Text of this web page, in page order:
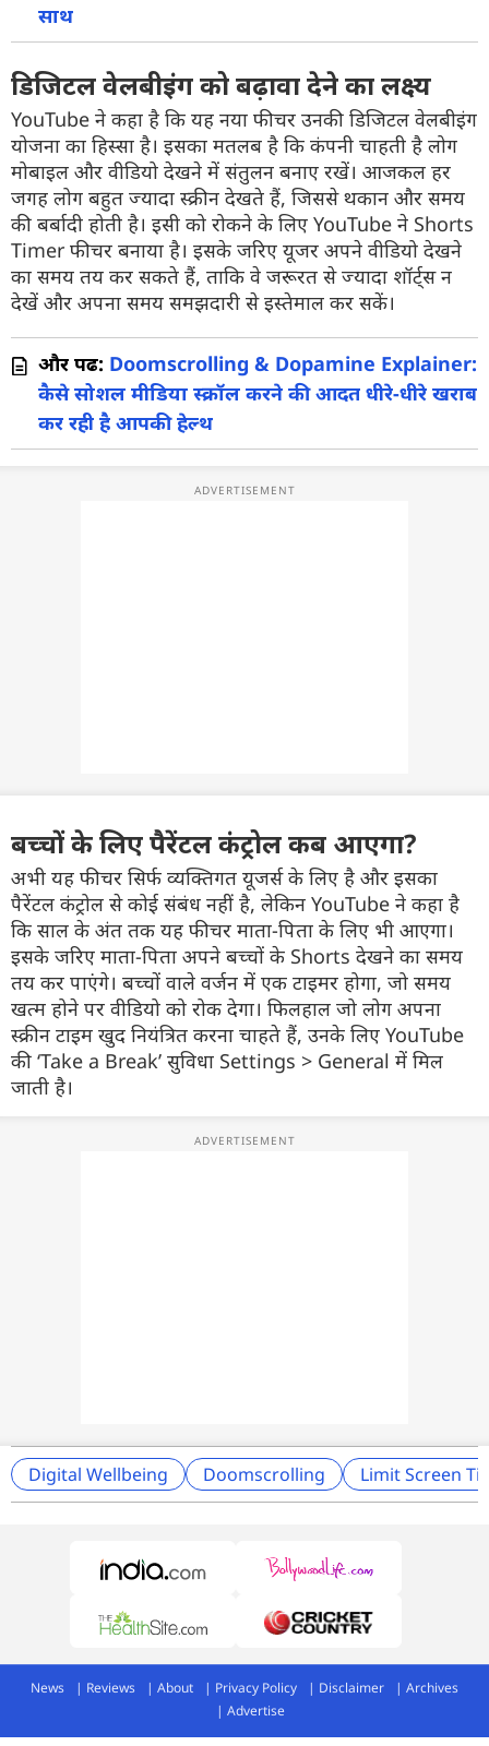
साथ
डिजिटल वेलबीइंग को बढ़ावा देने का लक्ष्य
YouTube ने कहा है कि यह नया फीचर उनकी डिजिटल वेलबीइंग
योजना का हिस्सा है। इसका मतलब है कि कंपनी चाहती है लोग
मोबाइल और वीडियो देखने में संतुलन बनाए रखें। आजकल हर
जगह लोग बहुत ज्यादा स्क्रीन देखते हैं, जिससे थकान और समय
की बर्बादी होती है। इसी को रोकने के लिए YouTube ने Shorts
Timer फीचर बनाया है। इसके जरिए यूजर अपने वीडियो देखने
का समय तय कर सकते हैं, ताकि वे जरूरत से ज्यादा शॉर्ट्स न
देखें और अपना समय समझदारी से इस्तेमाल कर सकें।
और पढें: Doomscrolling & Dopamine Explainer:
कैसे सोशल मीडिया स्क्रॉल करने की आदत धीरे-धीरे खराब
कर रही है आपकी हेल्थ
बच्चों के लिए पैरेंटल कंट्रोल कब आएगा?
अभी यह फीचर सिर्फ व्यक्तिगत यूजर्स के लिए है और इसका
पैरेंटल कंट्रोल से कोई संबंध नहीं है, लेकिन YouTube ने कहा है
कि साल के अंत तक यह फीचर माता-पिता के लिए भी आएगा।
इसके जरिए माता-पिता अपने बच्चों के Shorts देखने का समय
तय कर पाएंगे। बच्चों वाले वर्जन में एक टाइमर होगा, जो समय
खत्म होने पर वीडियो को रोक देगा। फिलहाल जो लोग अपना
स्क्रीन टाइम खुद नियंत्रित करना चाहते हैं, उनके लिए YouTube
की ‘Take a Break’ सुविधा Settings > General में मिल
जाती है।
Digital Wellbeing Doomscrolling Limit Screen
News Reviews About Privacy Policy Disclaimer
Archives
Advertise